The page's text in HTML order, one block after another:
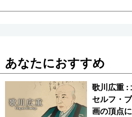
あなたにおすすめ
歌川広重 :
セルフ・
画の頂点に